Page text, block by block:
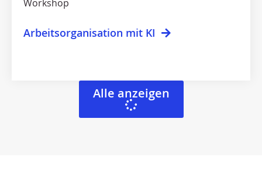
Workshop
Arbeitsorganisation mit KI
Alle anzeigen